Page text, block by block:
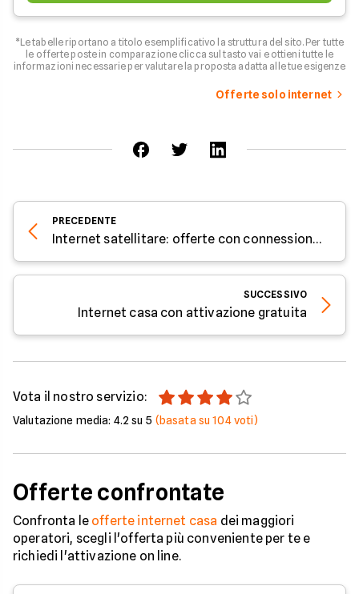
*Le tabelle riportano a titolo esemplificativo la struttura del sito. Per tutte
le offerte poste in comparazione clicca sul tasto vai e ottieni tutte le
informazioni necessarie per valutare la proposta adatta alle tue esigenze
Offerte solo internet
PRECEDENTE
Internet satellitare: offerte con connessione via satellite
SUCCESSIVO
Internet casa con attivazione gratuita
Vota il nostro servizio:
Valutazione media: 4.2 su 5 (basata su104voti)
Offerte confrontate
Confronta le offerte internet casa dei maggiori
operatori, scegli l'offerta più conveniente per te e
richiedi l'attivazione on line.